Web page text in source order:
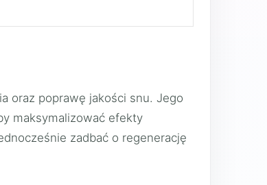
oraz poprawę jakości snu. Jego
maksymalizować efekty
zadbać o regenerację